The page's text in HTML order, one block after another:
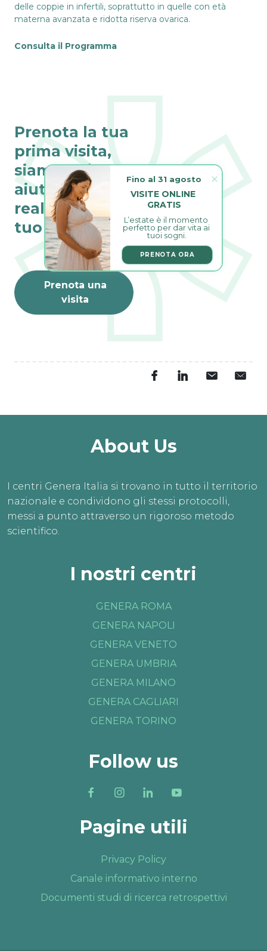
delle coppie in infertili, soprattutto in quelle con età
materna avanzata e ridotta riserva ovarica.
Consulta il Programma
Prenota la tua
prima visita,
siamo qui per
aiutarti a
realizzare il
tuo sogno
Prenota una
visita
About Us
I centri Genera Italia si trovano in tutto il territorio
nazionale e condividono gli stessi protocolli,
messi a punto attraverso un rigoroso metodo
scientifico.
I nostri centri
GENERA ROMA
GENERA NAPOLI
GENERA VENETO
GENERA UMBRIA
GENERA MILANO
GENERA CAGLIARI
GENERA TORINO
Follow us
Pagine utili
Privacy Policy
Canale informativo interno
Documenti studi di ricerca retrospettivi
VISITE ONLINE
GRATIS
L’estate è il momento
perfetto per dar vita ai
tuoi sogni.
PRENOTA ORA
Fino al 31 agosto